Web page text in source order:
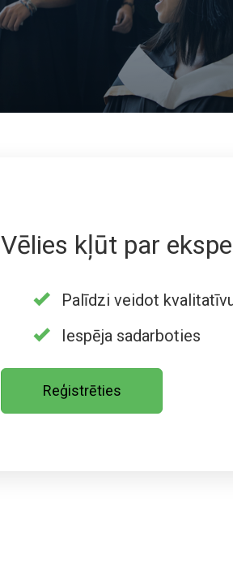
Vēlies kļūt par
Palīdzi veidot
Iespēja sadarboties
Reģistrēties